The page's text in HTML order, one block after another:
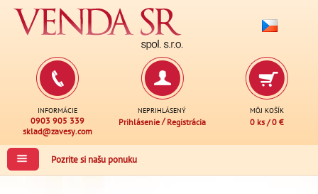
INFORMÁCIE
0903 905 339
sklad@zavesy.com
NEPRIHLÁSENÝ
Prihlásenie/ Registrácia
MÔJ KOŠÍK
0 ks /0 €
Pozrite si našu ponuku